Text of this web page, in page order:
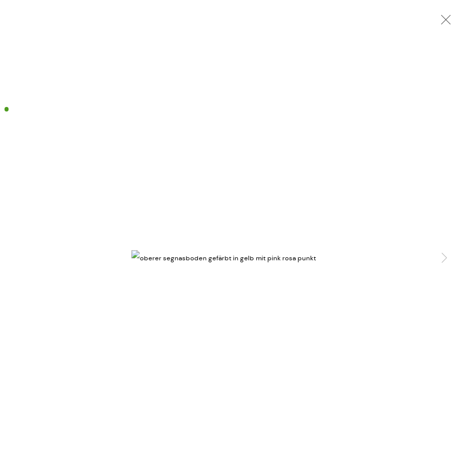
KONZENTRIERTER WAHRNEHMUNG